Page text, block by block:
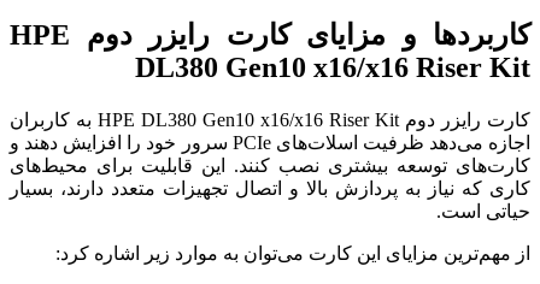
کاربردها و مزایای کارت رایزر دوم HPE
DL380 Gen10 x16/x16 Riser Kit
کارت رایزر دوم HPE DL380 Gen10 x16/x16 Riser Kit به کاربران
اجازه می‌دهد ظرفیت اسلات‌های PCIe سرور خود را افزایش دهند و
کارت‌های توسعه بیشتری نصب کنند. این قابلیت برای محیط‌های
کاری که نیاز به پردازش بالا و اتصال تجهیزات متعدد دارند، بسیار
حیاتی است.
از مهم‌ترین مزایای این کارت می‌توان به موارد زیر اشاره کرد: